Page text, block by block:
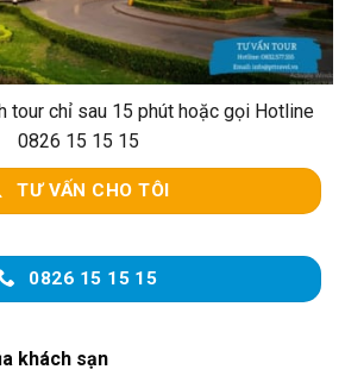
tour chỉ sau 15 phút hoặc gọi Hotline
0826 15 15 15
TƯ VẤN CHO TÔI
0826 15 15 15
khách sạn